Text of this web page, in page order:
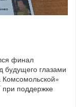
финал
будущего глазами
при поддержке